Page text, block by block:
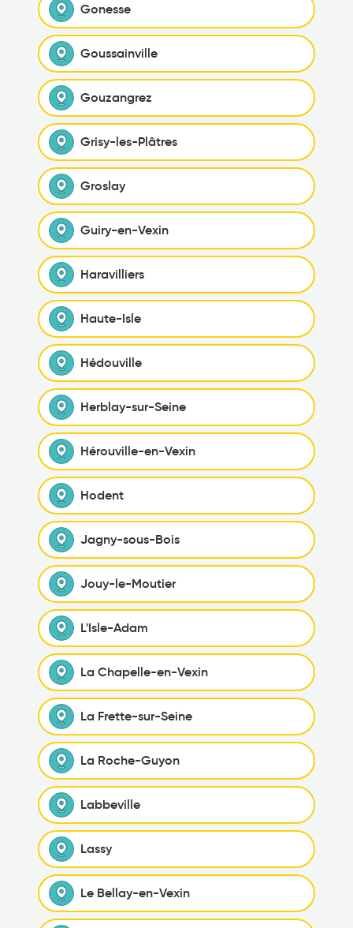
Gonesse
Goussainville
Gouzangrez
Grisy-les-Plâtres
Groslay
Guiry-en-Vexin
Haravilliers
Haute-Isle
Hédouville
Herblay-sur-Seine
Hérouville-en-Vexin
Hodent
Jagny-sous-Bois
Jouy-le-Moutier
L'Isle-Adam
La Chapelle-en-Vexin
La Frette-sur-Seine
La Roche-Guyon
Labbeville
Lassy
Le Bellay-en-Vexin